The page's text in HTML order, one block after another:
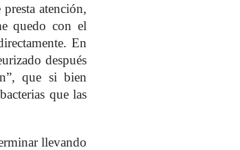
atención,
quedo con el
En
después
que si bien
que las
llevando